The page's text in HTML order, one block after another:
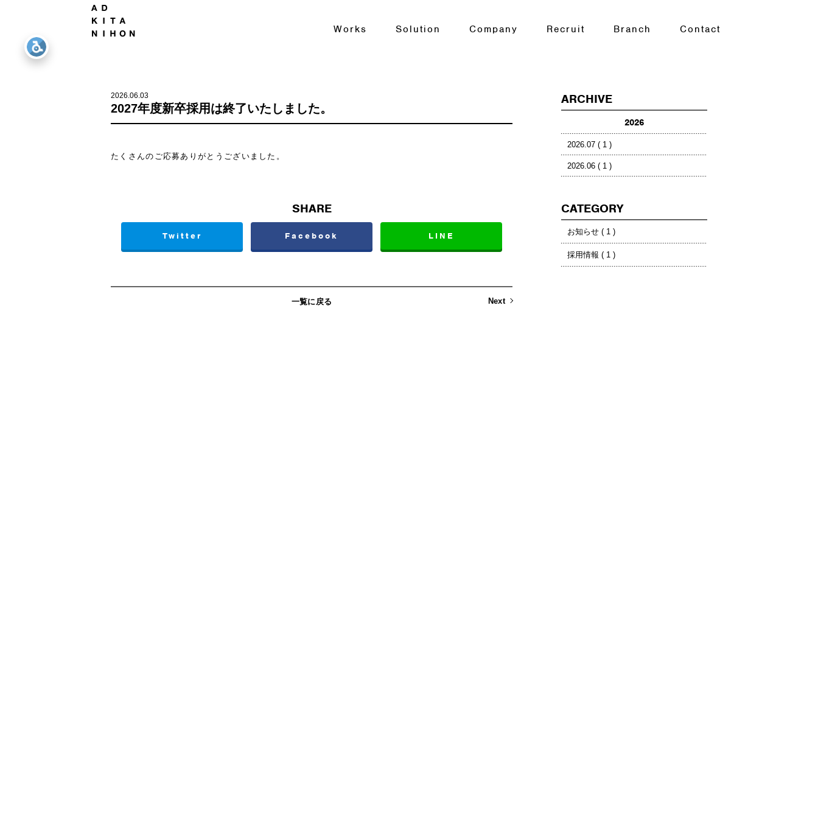
Works Solution Company Recruit Branch Contact
2026.06.03
2027年度新卒採用は終了いたしました。
たくさんのご応募ありがとうございました。
SHARE
Twitter Facebook LINE
一覧に戻る Next
ARCHIVE
2026
2026.07 ( 1 )
2026.06 ( 1 )
CATEGORY
お知らせ ( 1 )
採用情報 ( 1 )